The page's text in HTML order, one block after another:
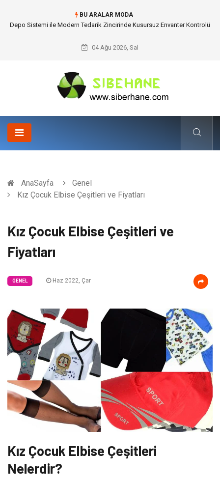
BU ARALAR MODA
Akrilik Boyama Seti ile Evinizde Dijitalden Uzak Bir Deşarj Alanı Tasarlayın
04 Ağu 2026, Sal
AnaSayfa
Genel
Kız Çocuk Elbise Çeşitleri ve Fiyatları
Kız Çocuk Elbise Çeşitleri ve
Fiyatları
GENEL Haz 2022, Çar
Kız Çocuk Elbise Çeşitleri
Nelerdir?